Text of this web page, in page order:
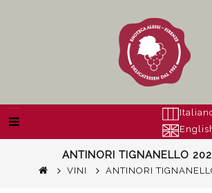
ANTINORI TIGNANELLO
VINI ANTINORI